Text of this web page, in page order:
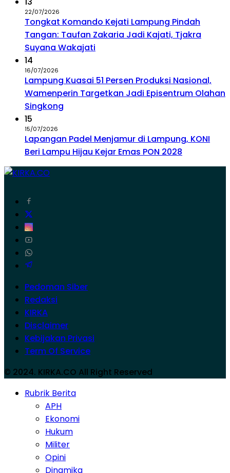
22/07/2026
Tongkat Komando Kejati Lampung Pindah
Tangan: Taufan Zakaria Jadi Kajati, Tjakra
Suyana Wakajati
14
16/07/2026
Lampung Kuasai 51 Persen Produksi Nasional,
Wamenperin Targetkan Jadi Episentrum Olahan
Singkong
15
15/07/2026
Lapangan Padel Menjamur di Lampung, KONI
Beri Lampu Hijau Kejar Emas PON 2028
Pedoman Siber
Redaksi
KIRKA
Disclaimer
Kebijakan Privasi
Term Of Service
© 2024. KIRKA.CO All Right Reserved
Rubrik Berita
APH
Ekonomi
Hukum
Militer
Opini
Dinamika